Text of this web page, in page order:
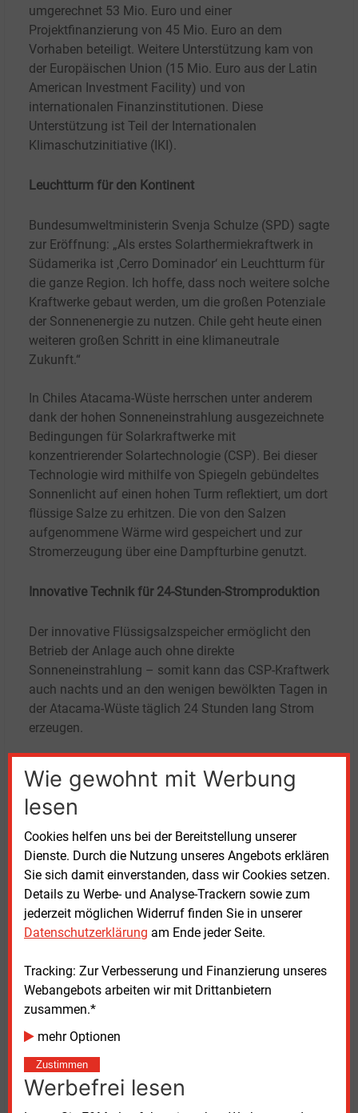
Wie gewohnt mit Werbung
lesen
Cookies helfen uns bei der Bereitstellung unserer
Dienste. Durch die Nutzung unseres Angebots erklären
Sie sich damit einverstanden, dass wir Cookies setzen.
Details zu Werbe- und Analyse-Trackern sowie zum
jederzeit möglichen Widerruf finden Sie in unserer
Datenschutzerklärung am Ende jeder Seite.
Tracking: Zur Verbesserung und Finanzierung unseres
Webangebots arbeiten wir mit Drittanbietern
zusammen.*
mehr Optionen
Zustimmen
Werbefrei lesen
umgerechnet 53 Mio. Euro und einer
Projektfinanzierung von 45 Mio. Euro an dem
Vorhaben beteiligt. Weitere Unterstützung kam von
der Europäischen Union (15 Mio. Euro aus der Latin
American Investment Facility) und von
internationalen Finanzinstitutionen. Diese
Unterstützung ist Teil der Internationalen
Klimaschutzinitiative (IKI).
Leuchtturm für den Kontinent
Bundesumweltministerin Svenja Schulze (SPD) sagte
zur Eröffnung: „Als erstes Solarthermiekraftwerk in
Südamerika ist ‚Cerro Dominador‘ ein Leuchtturm für
die ganze Region. Ich hoffe, dass noch weitere solche
Kraftwerke gebaut werden, um die großen Potenziale
der Sonnenenergie zu nutzen. Chile geht heute einen
weiteren großen Schritt in eine klimaneutrale
Zukunft.“
In Chiles Atacama-Wüste herrschen unter anderem
dank der hohen Sonneneinstrahlung ausgezeichnete
Bedingungen für Solarkraftwerke mit
konzentrierender Solartechnologie (CSP). Bei dieser
Technologie wird mithilfe von Spiegeln gebündeltes
Sonnenlicht auf einen hohen Turm reflektiert, um dort
flüssige Salze zu erhitzen. Die von den Salzen
aufgenommene Wärme wird gespeichert und zur
Stromerzeugung über eine Dampfturbine genutzt.
Innovative Technik für 24-Stunden-Stromproduktion
Der innovative Flüssigsalzspeicher ermöglicht den
Betrieb der Anlage auch ohne direkte
Sonneneinstrahlung – somit kann das CSP-Kraftwerk
auch nachts und an den wenigen bewölkten Tagen in
der Atacama-Wüste täglich 24 Stunden lang Strom
erzeugen.
im Norden Chiles konnte sich das Solarkraftwerk in
einer technologieneutralen Ausschreibung für
kommerziell durchsetzen. Neben dem
Solarthermiekraftwerk umfasst das Projekt "Cerro
Dominador" außerdem eine 100 MW große
Photovoltaikanlage, die bereits 2018 in Betrieb
genommen wurde.